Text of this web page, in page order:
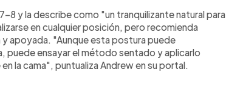
8 y la describe como "un tranquilizante natural para
en cualquier posición, pero recomienda
apoyada. "Aunque esta postura puede
puede ensayar el método sentado y aplicarlo
la cama", puntualiza Andrew en su portal.